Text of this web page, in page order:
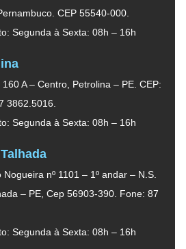
CEP 55540-000.
Segunda à Sexta: 08h – 16h
A – Centro, Petrolina – PE. CEP:
3862.5016.
Segunda à Sexta: 08h – 16h
nº 1101 – 1º andar – N.S.
– PE, Cep 56903-390. Fone: 87
Segunda à Sexta: 08h – 16h